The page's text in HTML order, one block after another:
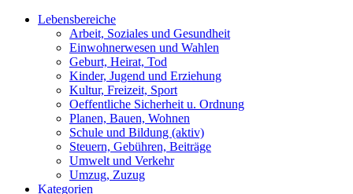
Lebensbereiche
Arbeit, Soziales und Gesundheit
Einwohnerwesen und Wahlen
Geburt, Heirat, Tod
Kinder, Jugend und Erziehung
Kultur, Freizeit, Sport
Oeffentliche Sicherheit u. Ordnung
Planen, Bauen, Wohnen
Schule und Bildung (aktiv)
Steuern, Gebühren, Beiträge
Umwelt und Verkehr
Umzug, Zuzug
Kategorien